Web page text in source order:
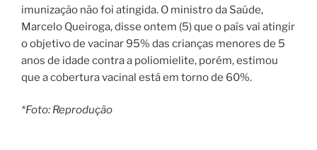
imunização não foi atingida. O ministro da Saúde,
Marcelo Queiroga, disse ontem (5) que o país vai atingir
o objetivo de vacinar 95% das crianças menores de 5
anos de idade contra a poliomielite, porém, estimou
que a cobertura vacinal está em torno de 60%.
*Foto: Reprodução